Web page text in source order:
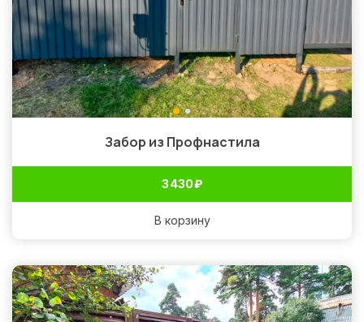
Забор из Профнастила
3 430₽
В корзину